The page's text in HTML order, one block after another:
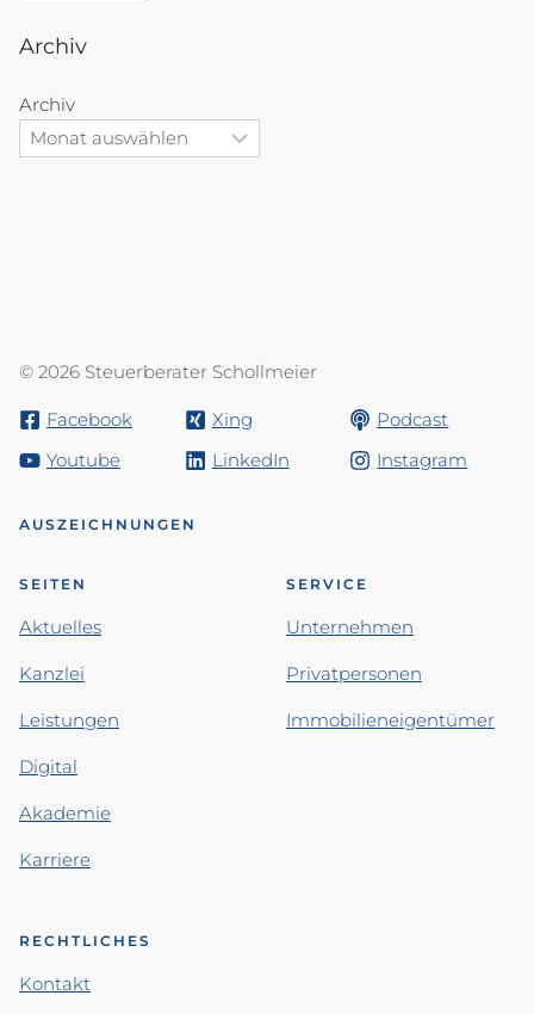
Archiv
Archiv
© 2026 Steuerberater Schollmeier
Facebook Xing
Podcast
Youtube
LinkedIn Instagram
AUSZEICHNUNGEN
SEITEN
Aktuelles
Kanzlei
Leistungen
Digital
Akademie
Karriere
SERVICE
Unternehmen
Privatpersonen
Immobilieneigentümer
RECHTLICHES
Kontakt